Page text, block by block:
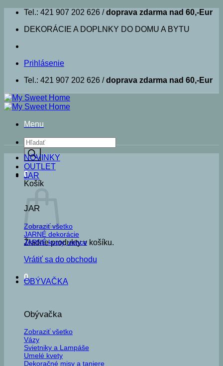
Skip
content
Tel.: 421 907 202 626 /doprava zdarma nad 60,-Eur
DEKORÁCIE A DOPLNKY DO DOMU A BYTU
Prihlásenie
Tel.: 421 907 202 626 /doprava zdarma nad 60,-Eur
Menu
Products
search
0
Košík
Žiadne produkty v košíku.
Vrátiť sa do obchodu
0
NOVINKY
OUTLET
JAR
JAR
Zobraziť všetko
JARNÉ dekorácie
JARNÉ kvety, vence
OBÝVAČKA
Obývačka
Zobraziť všetko
Vázy
Svietniky a Lampáše
Umelé kvety
Dekoračné misy a taniere